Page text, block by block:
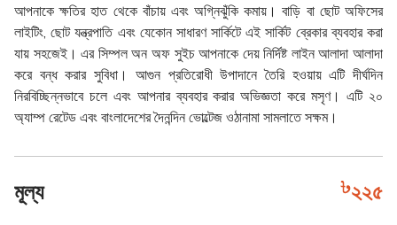
আপনাকে ক্ষতির হাত থেকে বাঁচায় এবং অগ্নিঝুঁকি কমায়। বাড়ি বা ছোট অফিসের
লাইটিং, ছোট যন্ত্রপাতি এবং যেকোন সাধারণ সার্কিটে এই সার্কিট ব্রেকার ব্যবহার করা
যায় সহজেই। এর সিম্পল অন অফ সুইচ আপনাকে দেয় নির্দিষ্ট লাইন আলাদা আলাদা
করে বন্ধ করার সুবিধা। আগুন প্রতিরোধী উপাদানে তৈরি হওয়ায় এটি দীর্ঘদিন
নিরবিচ্ছিন্নভাবে চলে এবং আপনার ব্যবহার করার অভিজ্ঞতা করে মসৃণ। এটি ২০
অ্যাম্প রেটেড এবং বাংলাদেশের দৈনন্দিন ভোল্টেজ ওঠানামা সামলাতে সক্ষম।
মূল্য ২২৫